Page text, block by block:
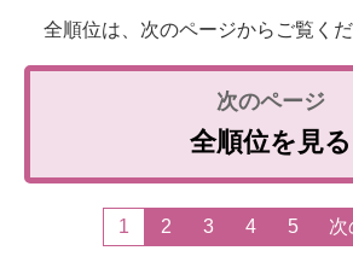
全順位は、次のページからご覧くだ
全順位を見る
1 2 3 4 5 次